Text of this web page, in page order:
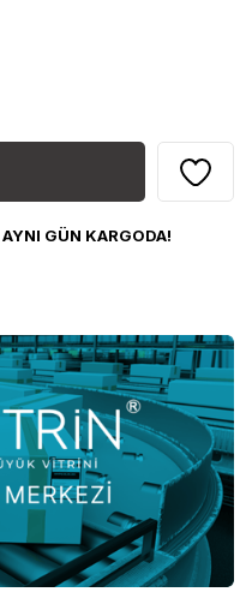
AYNI GÜN KARGODA!